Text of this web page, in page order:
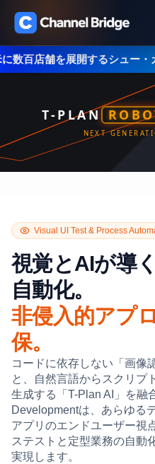
シュー・カーニバル（Shoe
T-PLAN
NEXT
Visual UI Test & Process
視覚とAIが導
自動化。
非侵入的アプ
保。
コードに依存しない「画像
と、自然言語からスクリプ
生成する「T-Plan AI」を融
Developmentは、あらゆる
アプリのエンドユーザー視
ステストと定型業務の自動
実現します。